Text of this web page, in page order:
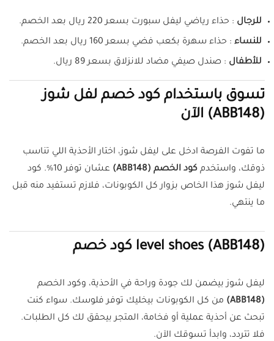
للرجال : حذاء رياضي ليفل سبورت بسعر 220 ريال بعد الخصم.
للنساء : حذاء سهرة بكعب فضي بسعر 160 ريال بعد الخصم.
للأطفال : صندل صيفي مضاد للانزلاق بسعر 89 ريال.
تسوق باستخدام كود خصم لفل شوز
(ABB148) الآن
ما تفوت الفرصة ادخل على ليفل شوز، اختار الأحذية اللي تناسب
ذوقك، واستخدم كود الخصم (ABB148)
عشان توفر 10%. كود
ليفل شوز هذا الخاص بزوار كل الكوبونات، فلازم تستفيد منه قبل
ما ينتهي.
(ABB148) level shoes كود خصم
ليفل شوز بيضمن لك جودة وراحة في الأحذية، وكود الخصم
(ABB148)
من كل الكوبونات بيخليك توفر فلوسك. سواء كنت
تبحث عن أحذية عملية أو فخامة، المتجر بيحقق لك كل الطلبات.
فلا تتردد، وابدأ تسوقك الآن.